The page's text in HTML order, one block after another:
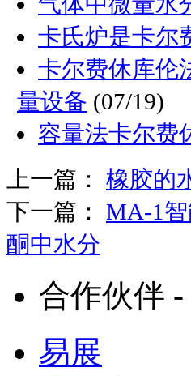
卡氏炉是卡尔
卡尔费休库伦
量设备 (07/19)
容量法卡尔费
上一篇： 橡胶的
下一篇： MA-1
酮中水分
合作伙伴 -
易展